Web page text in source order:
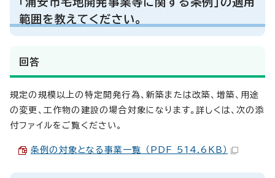
範囲を教えてください。
回答
規定の規模以上の特定開発行為、新築または改築、増築、用途
の変更、工作物の建設の場合対象になります。詳しくは、次の添
付ファイルをご覧ください。
条例の対象となる事業一覧 （PDF 514.6KB）